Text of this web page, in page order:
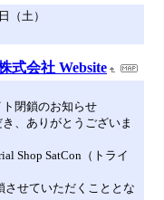
（土）
式会社 Website
閉鎖のお知らせ
、ありがとうございま
Shop SatCon（トライ
させていただくこととな